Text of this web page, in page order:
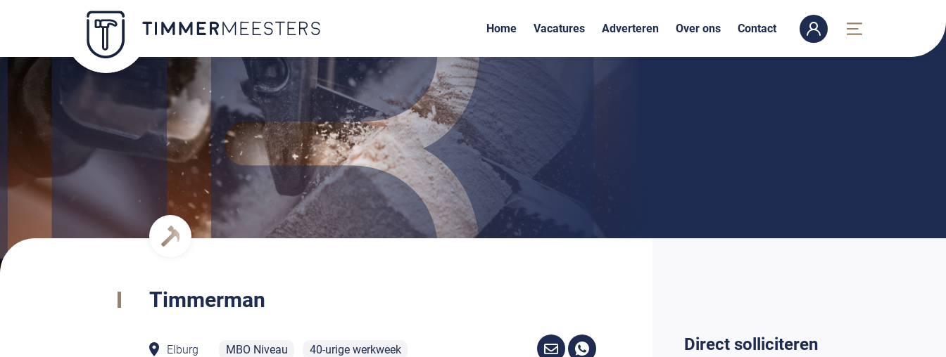
Home Vacatures Adverteren Over ons Contact
Timmerman
Elburg MBO Niveau 40-urige werkweek Direct solliciteren